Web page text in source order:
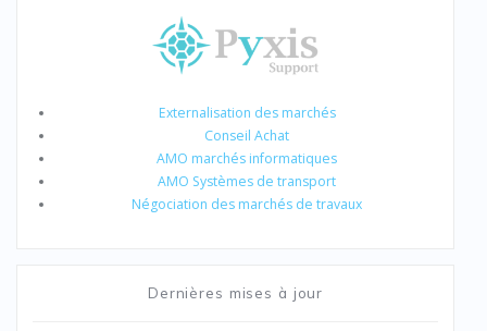
Externalisation des marchés
Conseil Achat
AMO marchés informatiques
AMO Systèmes de transport
Négociation des marchés de travaux
Dernières mises à jour